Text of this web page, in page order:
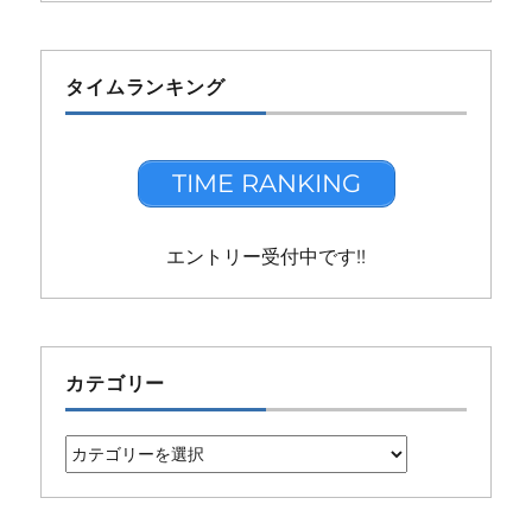
タイムランキング
TIME RANKING
エントリー受付中です!!
カテゴリー
カ
テ
ゴ